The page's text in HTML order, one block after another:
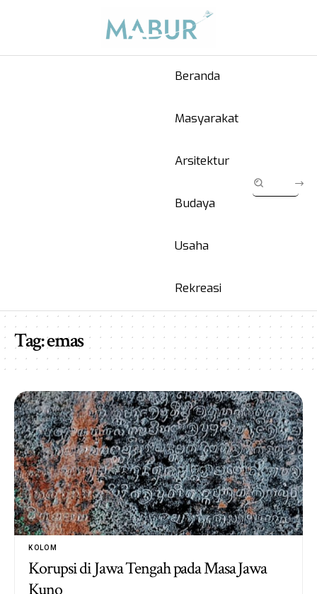
Beranda
Masyarakat
Arsitektur
Budaya
Usaha
Rekreasi
Tag:emas
KOLOM
Korupsi di Jawa Tengah pada Masa Jawa
Kuno